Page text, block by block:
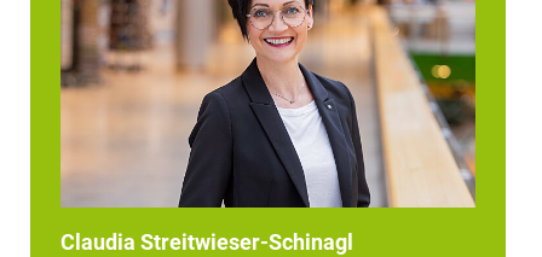
Claudia Streitwieser-Schinagl